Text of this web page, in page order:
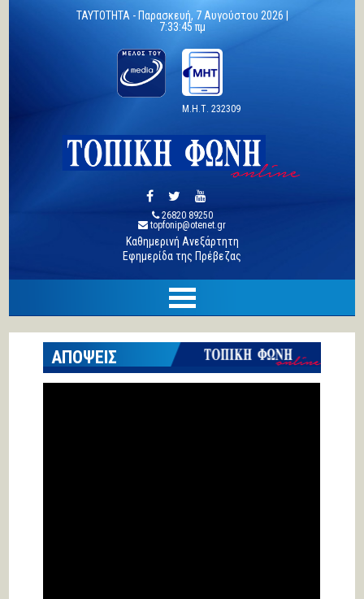
TAYTOTHTA - Παρασκευή, 7 Αυγούστου 2026 |
7:33:46 πμ
Μ.Η.Τ. 232309
26820 89250
topfonip@otenet.gr
Καθημερινή Ανεξάρτητη
Εφημερίδα της Πρέβεζας
ΑΠΟΨΕΙΣ